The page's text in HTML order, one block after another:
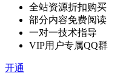
全站资源折扣购买
部分内容免费阅读
一对一技术指导
VIP用户专属QQ群
开通